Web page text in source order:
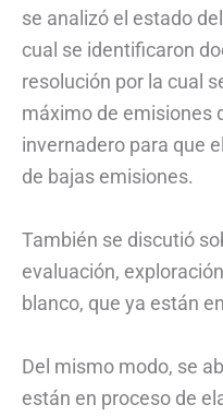
se analizó el estado
cual se identificaron
resolución por la cual
máximo de emisiones
invernadero para que
de bajas emisiones.
También se discutió
evaluación,
blanco, que ya están
Del mismo modo, se
están en proceso de